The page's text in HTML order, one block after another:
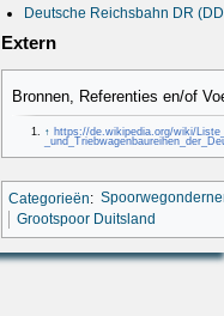
Deutsche Reichsbahn DR
Extern
Bronnen, Referenties en/of
↑ https://de.wikipedia.org/wiki/
Categorieën:
Grootspoor Duitsland